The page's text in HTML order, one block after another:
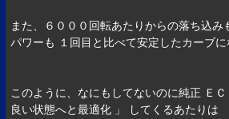
また、６０００回転あたりからの落ち込
パワーも １回目と比べて安定したカーブに
このように、なにもしてないのに純正 Ｅ
良い状態へと最適化 」 してくるあたりは